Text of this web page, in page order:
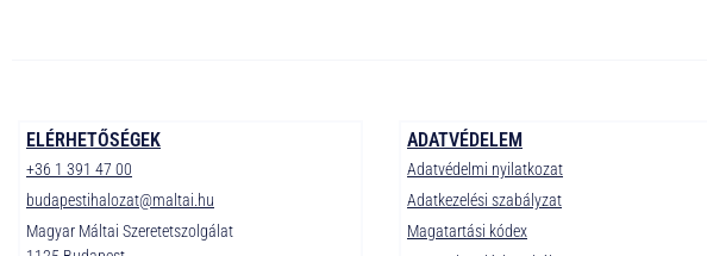
ELÉRHETŐSÉGEK
+36 1 391 47 00
budapestihalozat@maltai.hu
Magyar Máltai Szeretetszolgálat
ADATVÉDELEM
Adatvédelmi nyilatkozat
Adatkezelési szabályzat
Magatartási kódex